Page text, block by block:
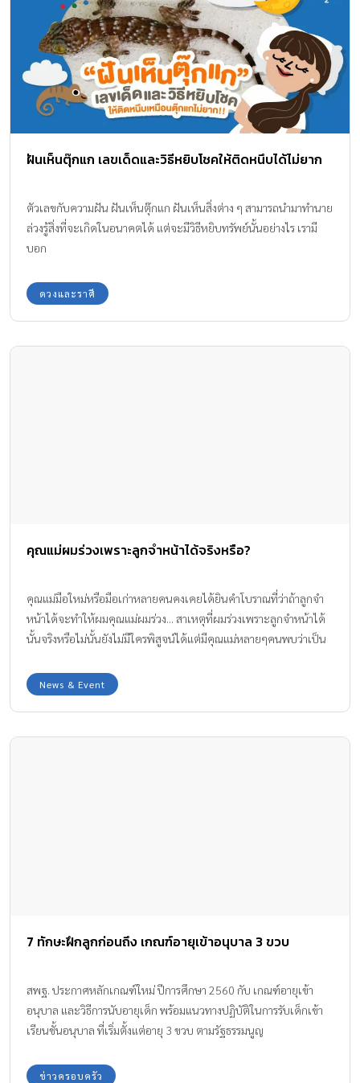
ฝันเห็นตุ๊กแก เลขเด็ดและวิธีหยิบโชคให้ติดหนึบได้ไม่ยาก
ตัวเลขกับความฝัน ฝันเห็นตุ๊กแก ฝันเห็นสิ่งต่าง ๆ สามารถนำมาทำนาย
ล่วงรู้สิ่งที่จะเกิดในอนาคตได้ แต่จะมีวิธีหยิบทรัพย์นั้นอย่างไร เรามี
บอก
ดวงและราศี
คุณแม่ผมร่วงเพราะลูกจำหน้าได้จริงหรือ?
คุณแม่มือใหม่หรือมือเก่าหลายคนคงเคยได้ยินคำโบราณที่ว่าถ้าลูกจำ
หน้าได้จะทำให้ผมคุณแม่ผมร่วง... สาเหตุที่ผมร่วงเพราะลูกจำหน้าได้
นั้นจริงหรือไม่นั้นยังไม่มีใครพิสูจน์ได้แต่มีคุณแม่หลายๆคนพบว่าเป็น
News & Event
7 ทักษะฝึกลูกก่อนถึง เกณฑ์อายุเข้าอนุบาล 3 ขวบ
สพฐ. ประกาศหลักเกณฑ์ใหม่ ปีการศึกษา 2560 กับ เกณฑ์อายุเข้า
อนุบาล และวิธีการนับอายุเด็ก พร้อมแนวทางปฏิบัติในการรับเด็กเข้า
เรียนชั้นอนุบาล ที่เริ่มตั้งแต่อายุ 3 ขวบ ตามรัฐธรรมนูญ
ข่าวครอบครัว